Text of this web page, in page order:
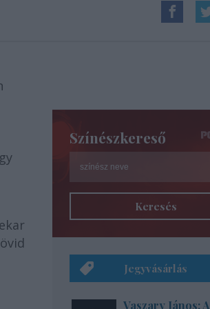
Színészkereső
Keresés
Jegyvásárlás
Vaszary János: A